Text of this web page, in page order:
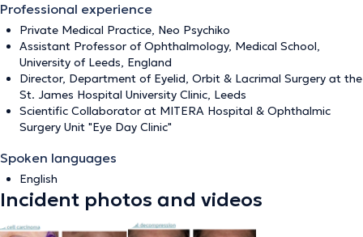
Professional experience
Private Medical Practice, Neo Psychiko
Assistant Professor of Ophthalmology, Medical School,
University of Leeds, England
Director, Department of Eyelid, Orbit & Lacrimal Surgery at the
St. James Hospital University Clinic, Leeds
Scientific Collaborator at MITERA Hospital & Ophthalmic
Surgery Unit "Eye Day Clinic"
Spoken languages
English
Incident photos and videos